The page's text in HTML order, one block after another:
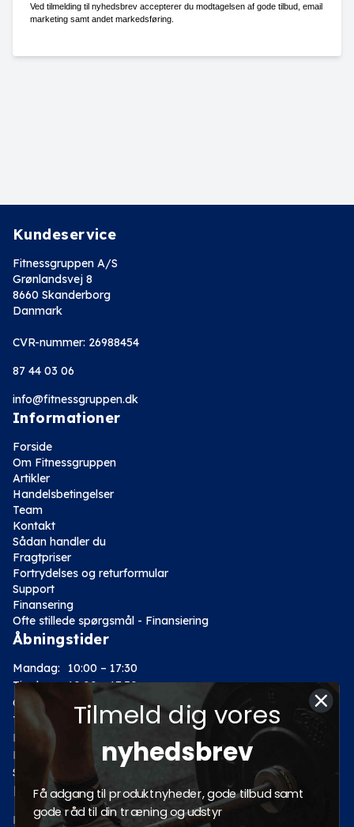
Ved tilmelding til nyhedsbrev accepterer du modtagelsen af gode tilbud, email
marketing samt andet markedsføring.
Kundeservice
Fitnessgruppen A/S
Grønlandsvej 8
8660 Skanderborg
Danmark
CVR-nummer: 26988454
87 44 03 06
info@fitnessgruppen.dk
Informationer
Forside
Om Fitnessgruppen
Artikler
Handelsbetingelser
Team
Kontakt
Sådan handler du
Fragtpriser
Fortrydelses og returformular
Support
Finansering
Ofte stillede spørgsmål - Finansiering
Åbningstider
Mandag:
10:00 – 17:30
Tirsdag: 10:00 – 17:30
Onsdag:
10:00 – 17:30
Torsdag:
10:00 – 17:30
Fredag:
Lørdag:
10:00 – 14:00
Søndag: Lukket
Kategorier
Motion
Tilmeld dig vores
nyhedsbrev
Få adgang til produktnyheder, gode tilbud samt
gode råd til din træning og udstyr